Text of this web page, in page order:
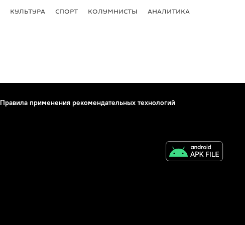
КУЛЬТУРА СПОРТ КОЛУМНИСТЫ АНАЛИТИКА
Правила применения рекомендательных технологий